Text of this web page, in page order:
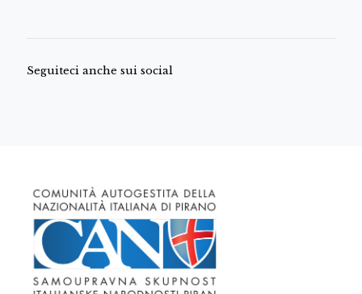
Seguiteci anche sui social